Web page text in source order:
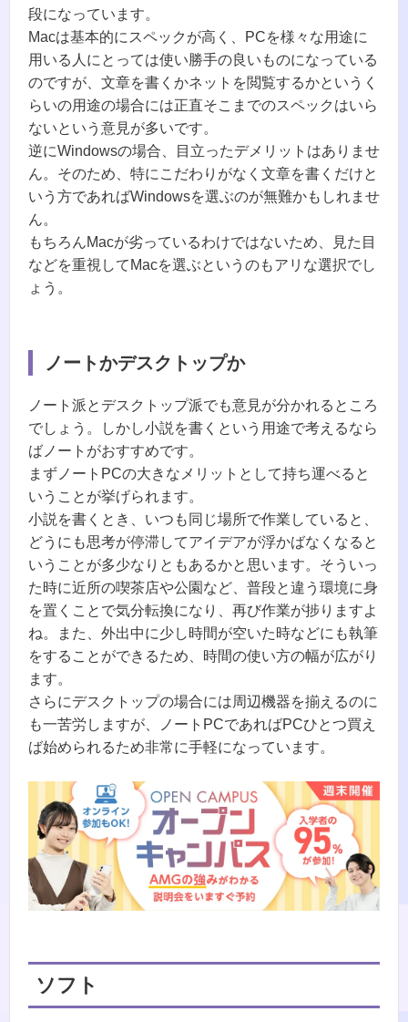
段になっています。
Macは基本的にスペックが高く、PCを様々な用途に
用いる人にとっては使い勝手の良いものになっている
のですが、文章を書くかネットを閲覧するかというく
らいの用途の場合には正直そこまでのスペックはいら
ないという意見が多いです。
逆にWindowsの場合、目立ったデメリットはありませ
ん。そのため、特にこだわりがなく文章を書くだけと
いう方であればWindowsを選ぶのが無難かもしれませ
ん。
もちろんMacが劣っているわけではないため、見た目
などを重視してMacを選ぶというのもアリな選択でし
ょう。
ノートかデスクトップか
ノート派とデスクトップ派でも意見が分かれるところ
でしょう。しかし小説を書くという用途で考えるなら
ばノートがおすすめです。
まずノートPCの大きなメリットとして持ち運べると
いうことが挙げられます。
小説を書くとき、いつも同じ場所で作業していると、
どうにも思考が停滞してアイデアが浮かばなくなると
いうことが多少なりともあるかと思います。そういっ
た時に近所の喫茶店や公園など、普段と違う環境に身
を置くことで気分転換になり、再び作業が捗りますよ
ね。また、外出中に少し時間が空いた時などにも執筆
をすることができるため、時間の使い方の幅が広がり
ます。
さらにデスクトップの場合には周辺機器を揃えるのに
も一苦労しますが、ノートPCであればPCひとつ買え
ば始められるため非常に手軽になっています。
ソフト